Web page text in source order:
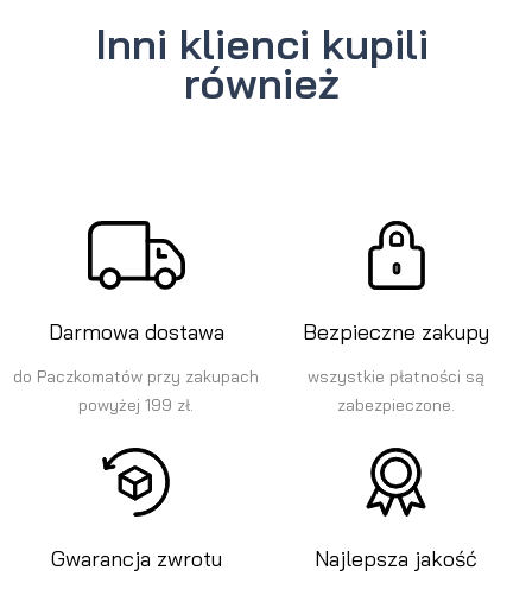
Inni klienci kupili
również
Darmowa dostawa
do Paczkomatów przy zakupach
powyżej 199 zł.
Bezpieczne zakupy
wszystkie płatności są
zabezpieczone.
Gwarancja zwrotu Najlepsza jakość